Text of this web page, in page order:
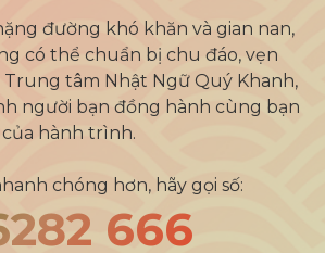
đường khó khăn và gian nan,
có thể chuẩn bị chu đáo, vẹn
Trung tâm Nhật Ngữ Quý Khanh,
người bạn đồng hành cùng bạn
hành trình.
chóng hơn, hãy gọi số:
666